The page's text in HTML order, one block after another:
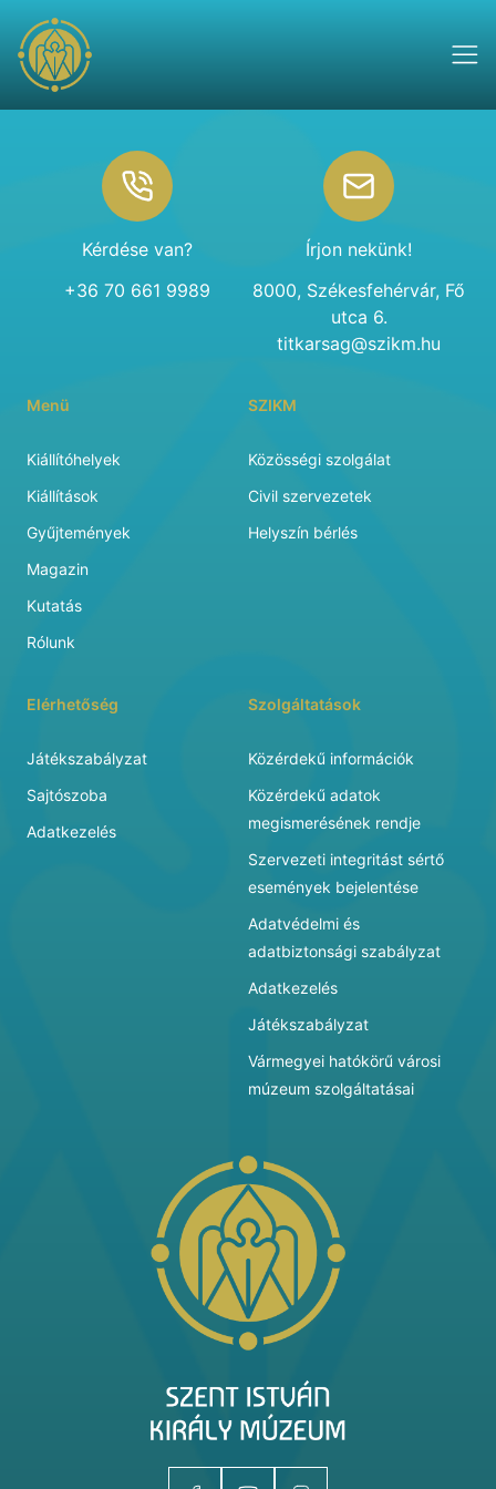
Kérdése van?
+36 70 661 9989
Írjon nekünk!
8000, Székesfehérvár, Fő
utca 6.
titkarsag@szikm.hu
Menü
Kiállítóhelyek
Kiállítások
Gyűjtemények
Magazin
Kutatás
Rólunk
SZIKM
Közösségi szolgálat
Civil szervezetek
Helyszín bérlés
Elérhetőség
Játékszabályzat
Sajtószoba
Adatkezelés
Szolgáltatások
Közérdekű információk
Közérdekű adatok
megismerésének rendje
Szervezeti integritást sértő
események bejelentése
Adatvédelmi és
adatbiztonsági szabályzat
Adatkezelés
Játékszabályzat
Vármegyei hatókörű városi
múzeum szolgáltatásai